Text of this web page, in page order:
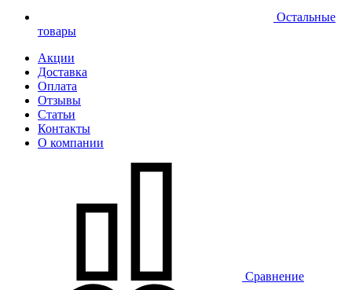
Остальные
товары
Акции
Доставка
Оплата
Отзывы
Статьи
Контакты
О компании
Сравнение